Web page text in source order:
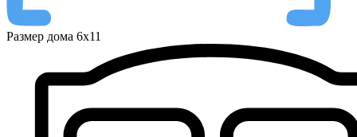
Размер дома 6х11